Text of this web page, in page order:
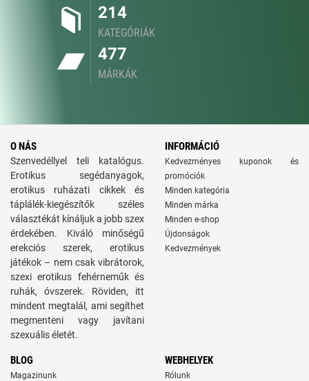
214
KATEGÓRIÁK
477
MÁRKÁK
O NÁS
Szenvedéllyel teli katalógus.
Erotikus segédanyagok,
erotikus ruházati cikkek és
táplálék-kiegészítők széles
választékát kínáljuk a jobb szex
érdekében. Kiváló minőségű
erekciós szerek, erotikus
játékok – nem csak vibrátorok,
szexi erotikus fehérneműk és
ruhák, óvszerek. Röviden, itt
mindent megtalál, ami segíthet
megmenteni vagy javítani
szexuális életét.
INFORMÁCIÓ
Kedvezményes kuponok és
promóciók
Minden kategória
Minden márka
Minden e-shop
Újdonságok
Kedvezmények
BLOG
Magazinunk
WEBHELYEK
Rólunk